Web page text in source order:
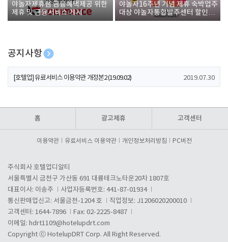
야놀자제휴점 금융혜택제공 위한
제휴 및 금융서비스 게시
야놀자16주년 기념 제휴 숙박업주
대상 야놀자통합발주센터 할인쿠
폰 증정
공지사항
[호텔업] 개인정보 처리방침 개정본1 (19.09.02)
[호텔업] 유료서비스 이용약관 개정본2 (19.09.02) 2019.07.30
홈 광고제휴 고객센터
이용약관 유료서비스 이용약관 개인정보처리방침 PC버전
주식회사 호텔업디알티
서울특별시 금천구 가산동 691 대륭테크노타운20차 1807호
대표이사: 이송주
사업자등록번호: 441-87-01934
통신판매업신고: 서울금천-1204 호
직업정보: J1206020200010
고객센터: 1644-7896
Fax: 02-2225-8487
이메일: hdrt1109@hotelupdrt.com
Copyright ⓒ HotelupDRT Corp. All Right Reserved.